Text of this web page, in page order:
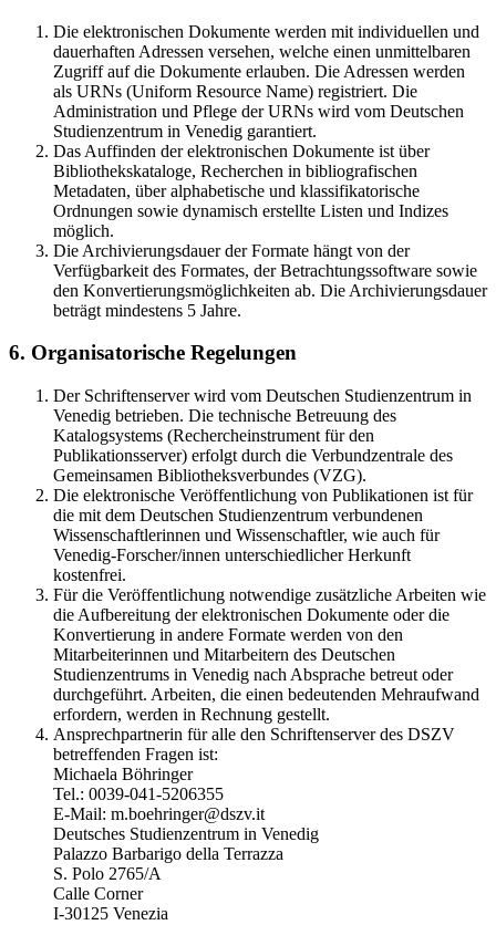
Die elektronischen Dokumente werden mit individuellen und
dauerhaften Adressen versehen, welche einen unmittelbaren
Zugriff auf die Dokumente erlauben. Die Adressen werden
als URNs (Uniform Resource Name) registriert. Die
Administration und Pflege der URNs wird vom Deutschen
Studienzentrum in Venedig garantiert.
Das Auffinden der elektronischen Dokumente ist über
Bibliothekskataloge, Recherchen in bibliografischen
Metadaten, über alphabetische und klassifikatorische
Ordnungen sowie dynamisch erstellte Listen und Indizes
möglich.
Die Archivierungsdauer der Formate hängt von der
Verfügbarkeit des Formates, der Betrachtungssoftware sowie
den Konvertierungsmöglichkeiten ab. Die Archivierungsdauer
beträgt mindestens 5 Jahre.
6. Organisatorische Regelungen
Der Schriftenserver wird vom Deutschen Studienzentrum in
Venedig betrieben. Die technische Betreuung des
Katalogsystems (Rechercheinstrument für den
Publikationsserver) erfolgt durch die Verbundzentrale des
Gemeinsamen Bibliotheksverbundes (VZG).
Die elektronische Veröffentlichung von Publikationen ist für
die mit dem Deutschen Studienzentrum verbundenen
Wissenschaftlerinnen und Wissenschaftler, wie auch für
Venedig-Forscher/innen unterschiedlicher Herkunft
kostenfrei.
Für die Veröffentlichung notwendige zusätzliche Arbeiten wie
die Aufbereitung der elektronischen Dokumente oder die
Konvertierung in andere Formate werden von den
Mitarbeiterinnen und Mitarbeitern des Deutschen
Studienzentrums in Venedig nach Absprache betreut oder
durchgeführt. Arbeiten, die einen bedeutenden Mehraufwand
erfordern, werden in Rechnung gestellt.
Ansprechpartnerin für alle den Schriftenserver des DSZV
betreffenden Fragen ist:
Michaela Böhringer
Tel.: 0039-041-5206355
E-Mail: m.boehringer@dszv.it
Deutsches Studienzentrum in Venedig
Palazzo Barbarigo della Terrazza
S. Polo 2765/A
Calle Corner
I-30125 Venezia